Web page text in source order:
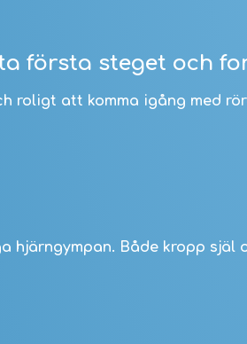
första steget och
roligt att komma igång med
hjärngympan. Både kropp själ